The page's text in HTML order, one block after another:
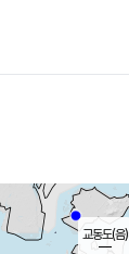
교동도(음)